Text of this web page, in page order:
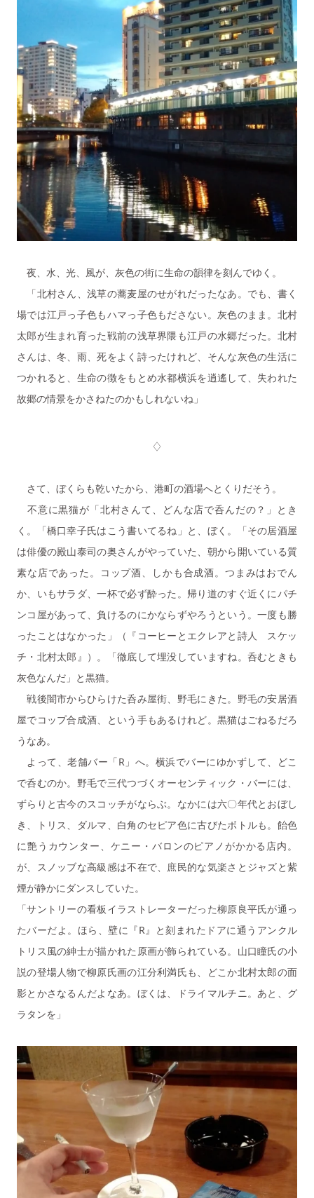
夜、水、光、風が、灰色の街に生命の韻律を刻んでゆく。
「北村さん、浅草の蕎麦屋のせがれだったなあ。でも、書く
場では江戸っ子色もハマっ子色もださない。灰色のまま。北村
太郎が生まれ育った戦前の浅草界隈も江戸の水郷だった。北村
さんは、冬、雨、死をよく詩ったけれど、そんな灰色の生活に
つかれると、生命の徴をもとめ水都横浜を逍遙して、失われた
故郷の情景をかさねたのかもしれないね」
♢
さて、ぼくらも乾いたから、港町の酒場へとくりだそう。
不意に黒猫が「北村さんて、どんな店で呑んだの？」とき
く。「橋口幸子氏はこう書いてるね」と、ぼく。「その居酒屋
は俳優の殿山泰司の奥さんがやっていた、朝から開いている質
素な店であった。コップ酒、しかも合成酒。つまみはおでん
か、いもサラダ、一杯で必ず酔った。帰り道のすぐ近くにパチ
ンコ屋があって、負けるのにかならずやろうという。一度も勝
ったことはなかった」（『コーヒーとエクレアと詩人 スケッ
チ・北村太郎』）。「徹底して埋没していますね。呑むときも
灰色なんだ」と黒猫。
戦後闇市からひらけた呑み屋街、野毛にきた。野毛の安居酒
屋でコップ合成酒、という手もあるけれど。黒猫はごねるだろ
うなあ。
よって、老舗バー「R」へ。横浜でバーにゆかずして、どこ
で呑むのか。野毛で三代つづくオーセンティック・バーには、
ずらりと古今のスコッチがならぶ。なかには六〇年代とおぼし
き、トリス、ダルマ、白角のセピア色に古びたボトルも。飴色
に艶うカウンター、ケニー・バロンのピアノがかかる店内。
が、スノッブな高級感は不在で、庶民的な気楽さとジャズと紫
煙が静かにダンスしていた。
「サントリーの看板イラストレーターだった柳原良平氏が通っ
たバーだよ。ほら、壁に『R』と刻まれたドアに通うアンクル
トリス風の紳士が描かれた原画が飾られている。山口瞳氏の小
説の登場人物で柳原氏画の江分利満氏も、どこか北村太郎の面
影とかさなるんだよなあ。ぼくは、ドライマルチニ。あと、グ
ラタンを」